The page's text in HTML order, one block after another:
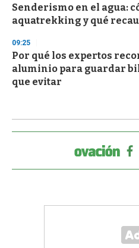
Senderismo en el agua:
aquatrekking y qué
09:25
Por qué los expertos
aluminio para guardar
que evitar